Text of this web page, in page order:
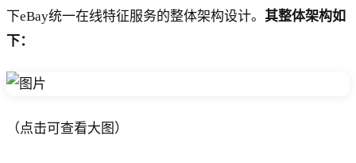
下eBay统一在线特征服务的整体架构设计。 其整体架构如
下：
（点击可查看大图）